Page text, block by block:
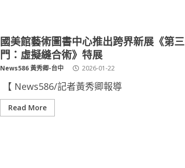
國美館藝術圖書中心推出跨界新展《第三
門：虛擬縫合術》特展
News586 黃秀卿-台中 2026-01-22
【 News586/記者黃秀卿報導
Read More